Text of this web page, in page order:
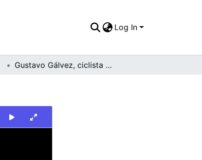
Log In
Gustavo Gálvez, ciclista Vallecaucano